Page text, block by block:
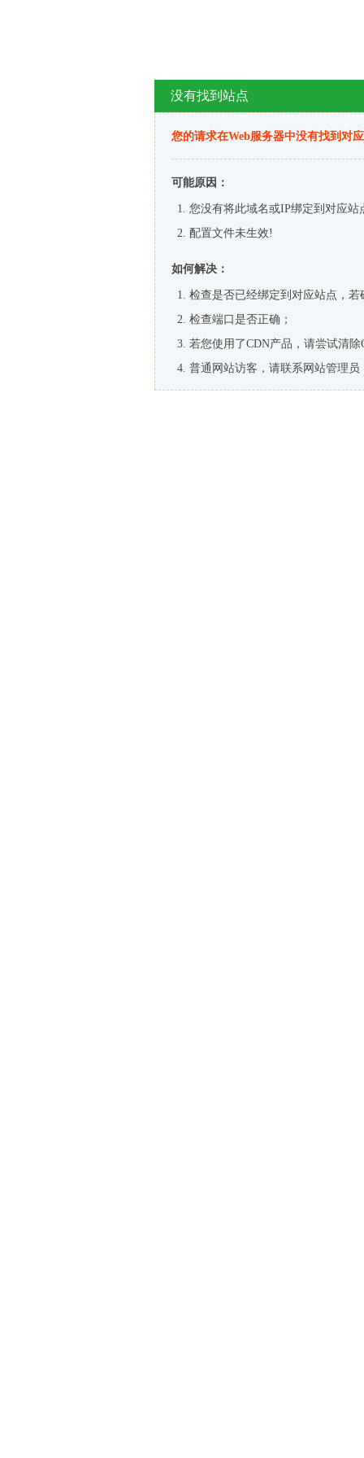
没有找到站点
您的请求在Web服务器中没有找到对
可能原因：
您没有将此域名或IP绑定到对应站
配置文件未生效!
如何解决：
检查是否已经绑定到对应站点，
检查端口是否正确；
若您使用了CDN产品，请尝试清除
普通网站访客，请联系网站管理员